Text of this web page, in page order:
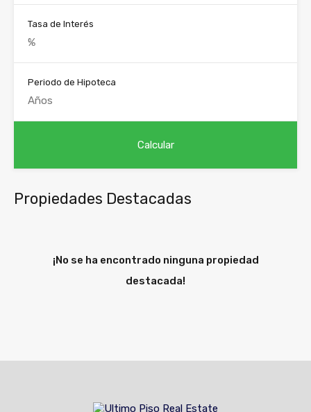
Tasa de Interés
Periodo de Hipoteca
Propiedades Destacadas
¡No se ha encontrado ninguna propiedad
destacada!